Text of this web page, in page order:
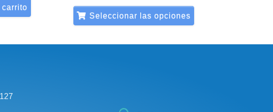
Seleccionar las opciones